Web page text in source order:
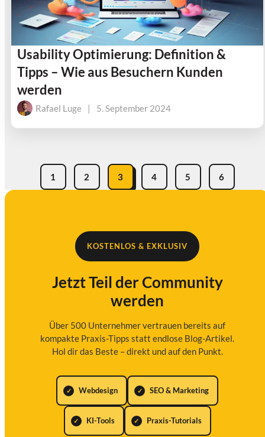
Usability Optimierung: Definition &
Tipps – Wie aus Besuchern Kunden
werden
Rafael Luge 5. September 2024
1 2 3 4 5 6
KOSTENLOS & EXKLUSIV
Jetzt Teil der Community
werden
Über 500 Unternehmer vertrauen bereits auf
kompakte Praxis-Tipps statt endlose Blog-Artikel.
Hol dir das Beste – direkt und auf den Punkt.
Webdesign SEO & Marketing
KI-Tools Praxis-Tutorials